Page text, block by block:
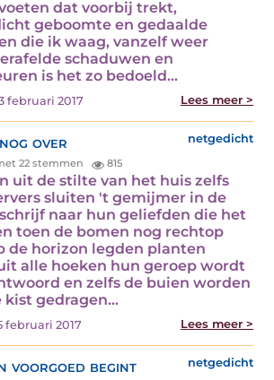
dat voorbij trekt,
geboomte en gedaalde
die ik waag, vanzelf weer
schaduwen en
is het zo bedoeld…
februari 2017 Lees meer >
over netgedicht
22 stemmen 815
uit de stilte van het huis zelfs
sluiten 't gemijmer in de
naar hun geliefden die het
toen de bomen nog rechtop
de horizon legden planten
alle hoeken hun geroep wordt
en zelfs de buien worden
kist gedragen…
februari 2017 Lees meer >
voorgoed begint netgedicht